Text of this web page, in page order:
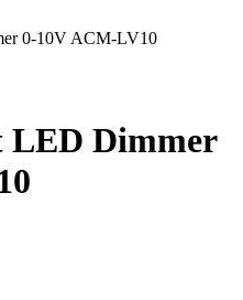
0-10V ACM-LV10
Dimmer